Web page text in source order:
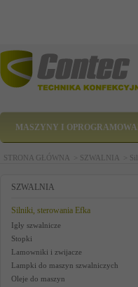
MASZYNY I
STRONA GŁÓWNA > SZWALNIA >
SZWALNIA
Silniki, sterowania Efka
Igły szwalnicze
Stopki
Lamowniki i zwijacze
Lampki do maszyn szwalniczych
Oleje do maszyn